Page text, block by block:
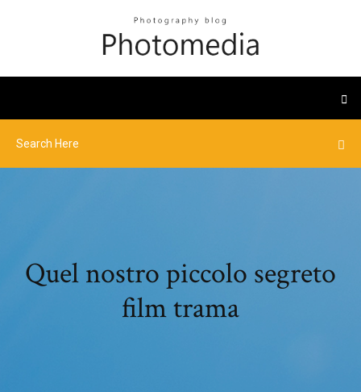
Quel nostro piccolo segreto
film trama